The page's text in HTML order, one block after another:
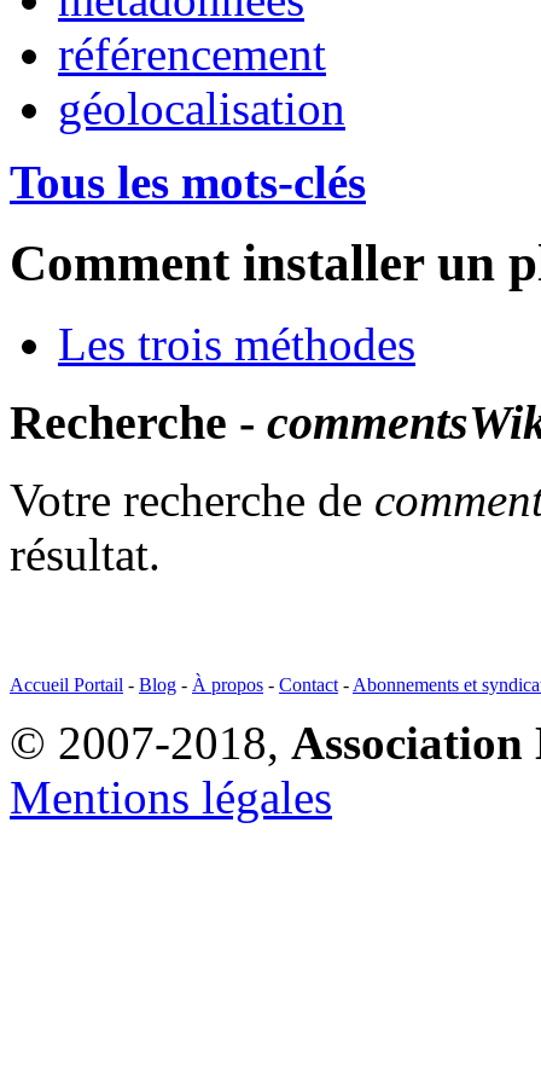
référencement
géolocalisation
Tous les mots-clés
Comment installer un
Les trois méthodes
Recherche -
Votre recherche de
résultat.
Accueil Portail - Blog - À propos - Contact - Abonnements et
© 2007-2018, Association
Mentions légales